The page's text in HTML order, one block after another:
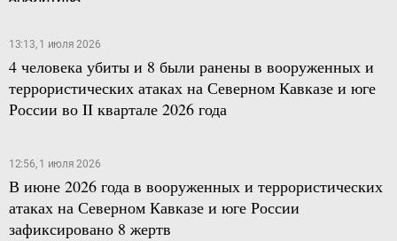
13:13, 1 июля 2026
4 человека убиты и 8 были ранены в вооруженных и
террористических атаках на Северном Кавказе и юге
России во II квартале 2026 года
12:56, 1 июля 2026
В июне 2026 года в вооруженных и террористических
атаках на Северном Кавказе и юге России
зафиксировано 8 жертв